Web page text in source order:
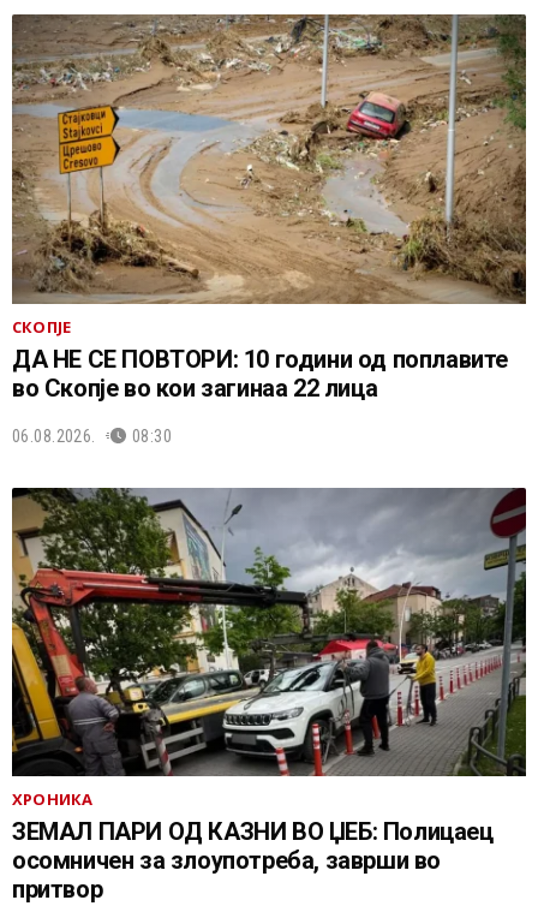
СКОПЈЕ
ДА НЕ СЕ ПОВТОРИ: 10 години од поплавите
во Скопје во кои загинаа 22 лица
06.08.2026. 08:30
ХРОНИКА
ЗЕМАЛ ПАРИ ОД КАЗНИ ВО ЏЕБ: Полицаец
осомничен за злоупотреба, заврши во
притвор